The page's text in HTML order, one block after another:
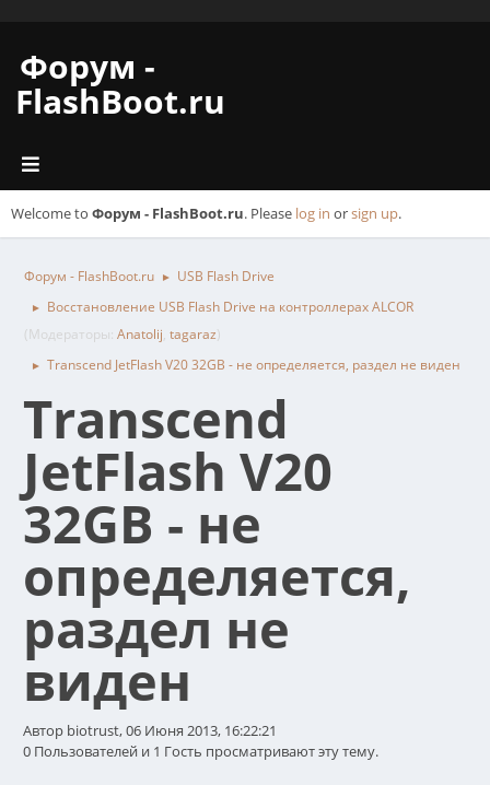
Форум -
FlashBoot.ru
Welcome to Форум - FlashBoot.ru. Please log in orsign up.
Форум - FlashBoot.ru ► USB Flash Drive
►
Восстановление USB Flash Drive на контроллерах ALCOR
(Модераторы: Anatolij, tagaraz)
► Transcend JetFlash V20 32GB - не определяется, раздел не виден
Transcend
JetFlash V20
32GB - не
определяется,
раздел не
виден
Автор biotrust, 06 Июня 2013, 16:22:21
0 Пользователей и 1 Гость просматривают эту тему.